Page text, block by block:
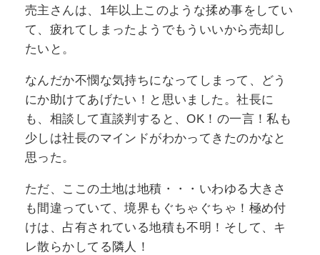
売主さんは、1年以上このような揉め事をしてい
て、疲れてしまったようでもういいから売却し
たいと。
なんだか不憫な気持ちになってしまって、どう
にか助けてあげたい！と思いました。社長に
も、相談して直談判すると、OK！の一言！私も
少しは社長のマインドがわかってきたのかなと
思った。
ただ、ここの土地は地積・・・いわゆる大きさ
も間違っていて、境界もぐちゃぐちゃ！極め付
けは、占有されている地積も不明！そして、キ
レ散らかしてる隣人！